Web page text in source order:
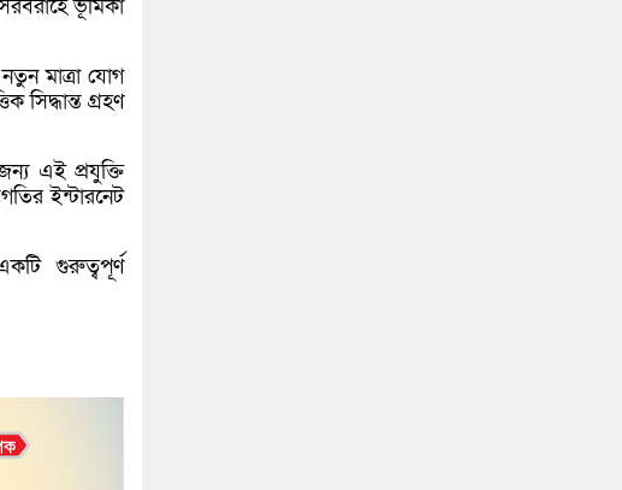
ভূমিকা
মাত্রা যোগ
সিদ্ধান্ত গ্রহণ
এই প্রযুক্তি
ইন্টারনেট
গুরুত্বপূর্ণ